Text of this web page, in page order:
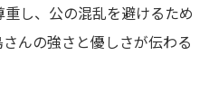
し、公の混乱を避けるため
んの強さと優しさが伝わる